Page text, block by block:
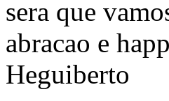
sera que
abracao e
Heguiberto